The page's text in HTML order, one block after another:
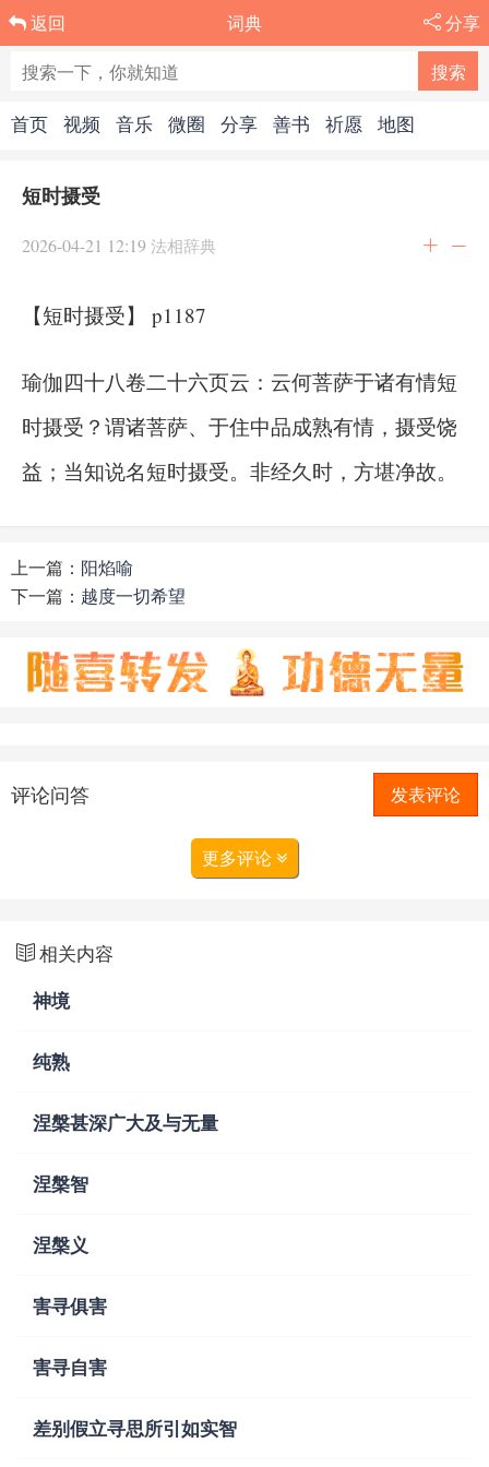
返回 词典 分享
首页 视频 音乐 微圈 分享 善书 祈愿 地图
短时摄受
2026-04-21 12:19 法相辞典
【短时摄受】 p1187
瑜伽四十八卷二十六页云：云何菩萨于诸有情短
时摄受？谓诸菩萨、于住中品成熟有情，摄受饶
益；当知说名短时摄受。非经久时，方堪净故。
上一篇： 阳焰喻
下一篇： 越度一切希望
评论问答 发表评论
更多评论
相关内容
神境
纯熟
涅槃甚深广大及与无量
涅槃智
涅槃义
害寻俱害
害寻自害
差别假立寻思所引如实智